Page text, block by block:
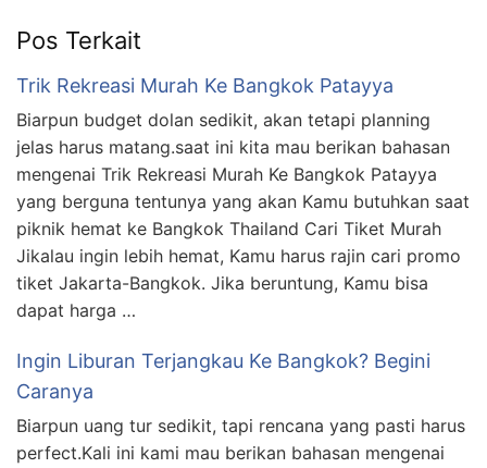
Pos Terkait
Trik Rekreasi Murah Ke Bangkok Patayya
Biarpun budget dolan sedikit, akan tetapi planning
jelas harus matang.saat ini kita mau berikan bahasan
mengenai Trik Rekreasi Murah Ke Bangkok Patayya
yang berguna tentunya yang akan Kamu butuhkan saat
piknik hemat ke Bangkok Thailand Cari Tiket Murah
Jikalau ingin lebih hemat, Kamu harus rajin cari promo
tiket Jakarta-Bangkok. Jika beruntung, Kamu bisa
dapat harga …
Ingin Liburan Terjangkau Ke Bangkok? Begini
Caranya
Biarpun uang tur sedikit, tapi rencana yang pasti harus
perfect.Kali ini kami mau berikan bahasan mengenai